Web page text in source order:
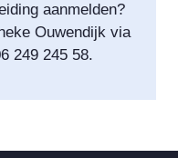
aanmelden?
Ouwendijk via
249 245 58.